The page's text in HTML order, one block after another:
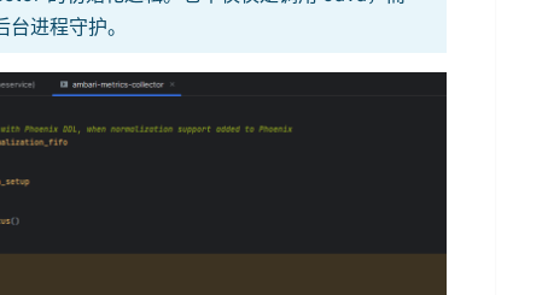
进程守护。